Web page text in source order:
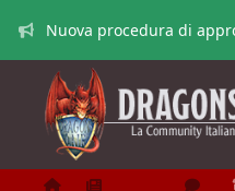
Nuova procedura di